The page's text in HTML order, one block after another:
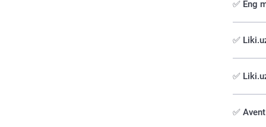
✅ Eng
✅️
✅
✅